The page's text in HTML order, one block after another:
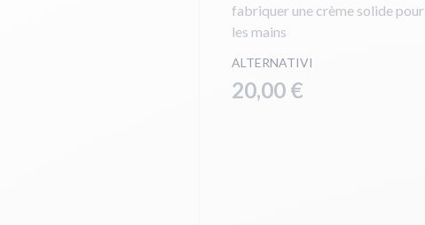
fabriquer une crème solide pour
les mains
ALTERNATIVI
20,00 €